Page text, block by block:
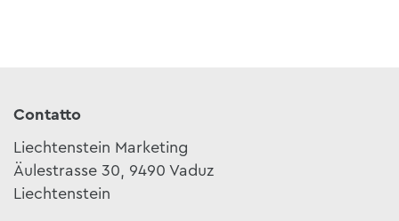
Contatto
Liechtenstein Marketing
Äulestrasse 30, 9490 Vaduz
Liechtenstein